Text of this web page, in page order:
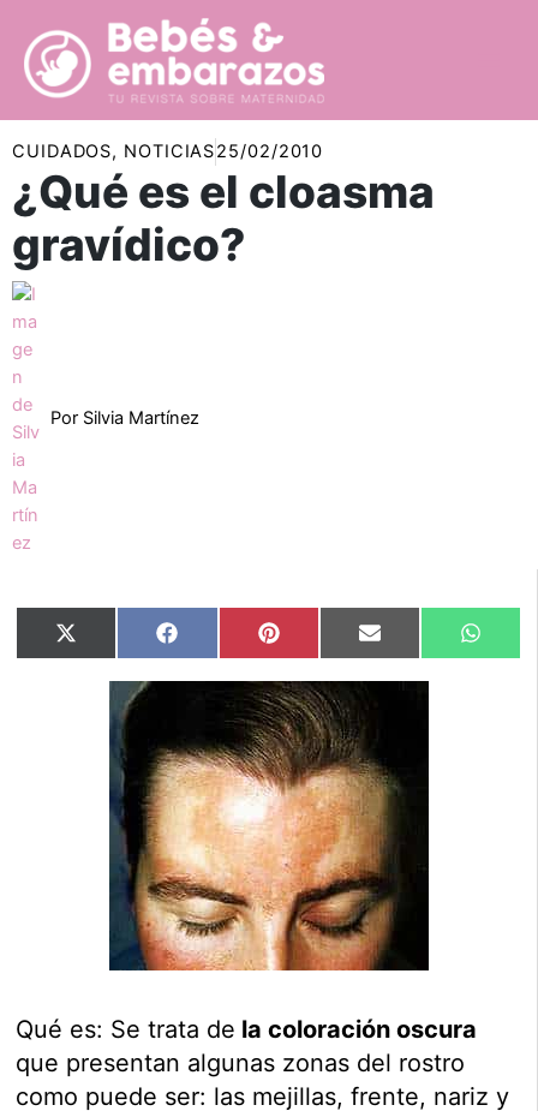
contenido
CUIDADOS, NOTICIAS25/02/2010
¿Qué es el cloasma
gravídico?
Por Silvia Martínez
Compartir
en
X
(Twitter)
Compartir
en
Facebook Compartir
en
Pinterest Compartir
en
Email
en
Qué es: Se trata de la coloración oscura
que presentan algunas zonas del rostro
como puede ser: las mejillas, frente, nariz y